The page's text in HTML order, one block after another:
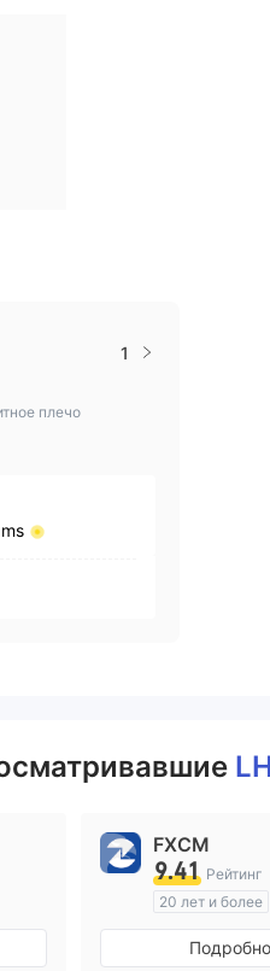
1
плечо
FXCM
9.41 Рейтинг
20 лет и более
Маркет-